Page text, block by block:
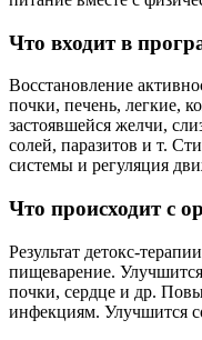
Что входит в
Восстановление
почки, печень, легкие,
застоявшейся желчи,
солей, паразитов и т.
системы и регуляция
Что происходит с
Результат детокс-
пищеварение.
почки, сердце и др.
инфекциям. Улучшится